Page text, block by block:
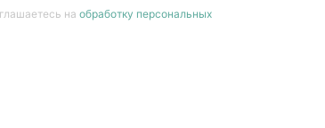
на обработку персональных